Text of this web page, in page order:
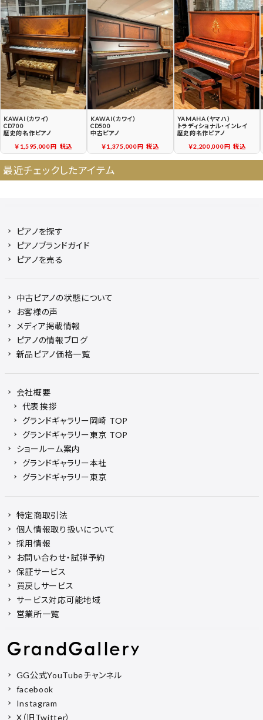
契約後の流れ 保証サービス
中古ピアノ買戻しサービ
ス
中古ピアノの状態につい
て
KAWAI（カワイ）
CD700
歴史的名作ピアノ
￥1,595,000円 税込
KAWAI（カワイ）
CD500
中古ピアノ
￥1,375,000円 税込
YAMAHA（ヤマハ）
トラディショナル・インレイ
歴史的名作ピアノ
￥2,200,000円 税込
最近チェックしたアイテム
ピアノを探す
ピアノブランドガイド
ピアノを売る
中古ピアノの状態について
お客様の声
メディア掲載情報
ピアノの情報ブログ
新品ピアノ価格一覧
会社概要
代表挨拶
グランドギャラリー岡崎 TOP
グランドギャラリー東京 TOP
ショールーム案内
グランドギャラリー本社
グランドギャラリー東京
特定商取引法
個人情報取り扱いについて
採用情報
お問い合わせ・試弾予約
保証サービス
買戻しサービス
サービス対応可能地域
営業所一覧
GG公式YouTubeチャンネル
facebook
Instagram
X（旧Twitter）